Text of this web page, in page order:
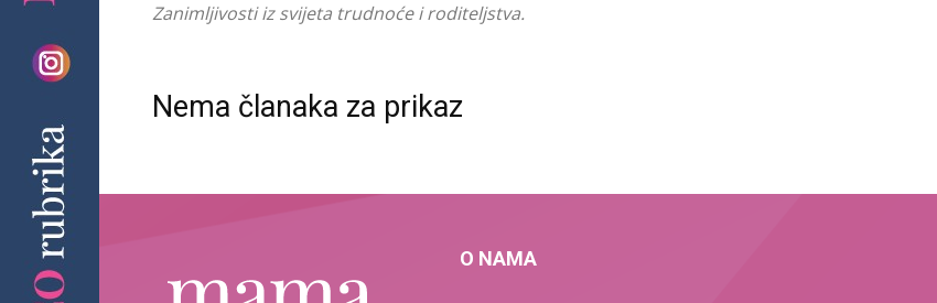
Zanimljivosti iz svijeta trudnoće i roditeljstva.
Nema članaka za prikaz
O NAMA